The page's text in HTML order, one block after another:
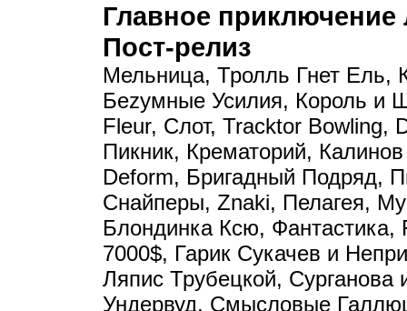
Главное приключение
Пост-релиз
Мельница, Тролль Гнет Ель,
Беzумные Усилия, Король и
Fleur, Слот, Tracktor Bowling,
Пикник, Крематорий,
Deform, Бригадный Подряд,
Снайперы, Znaki, Пелагея,
Блондинка Ксю,
7000$, Гарик Сукачев и
Ляпис Трубецкой, Сурганова
Ундервуд, Смысловые